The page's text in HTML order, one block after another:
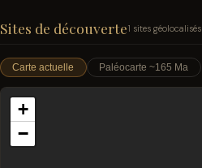
Sites de découverte1 sites géolocalisés
Carte actuelle Paléocarte ~165 Ma
+
−